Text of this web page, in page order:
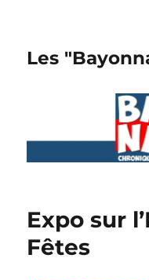
Les
Expo sur
Fêtes